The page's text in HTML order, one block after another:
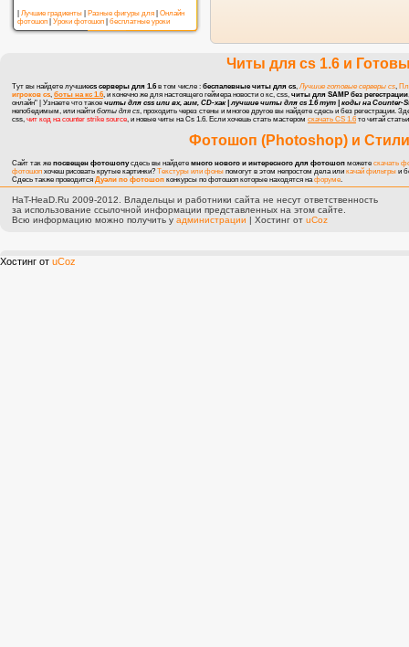
Лучшие градиенты Разные фигуры для
Онлайн
фотошоп
Уроки фотошоп бесплатные уроки
Читы для cs 1.6и
Тут вы найдете лучшиеcs серверы для 1.6 в том числе : беспалевные читы для cs Лучшие готовые серверы cs
игроков cs боты на кс 1.6 , и конечно же для настоящего геймера новости о кс, css читы для SAMP без регестрации
онлайн" | Узнаете что такое читы для css или вх, аим, CD-хак | лучшие читы для cs 1.6 тут |
коды на Counter-
непобедимым, или найти боты для cs , проходить через стены и многое другое вы найдете сдесь и без регестрации.
css, чит код на counter strike source , и новые читы на Cs 1.6 . Если хочешь стать мастером скачать CS 1.6 то читай
Фотошоп (Photoshop) и
Сайт так же посвещен фотошопусдесь вы найдете много нового и интересного для фотошоп можете скачать
фотошоп хочеш рисовать крутые картинки?Текстуры или фоны помогут в этом непростом дела или качай фильтры и
Сдесь также проводится Дуэли по фотошоп конкурсы по фотошоп которые находятся нафоруме.
HaT-HeaD.Ru 2009-2012. Владельцы и работники сайта не несут ответственность
за использование ссылочной информации представленных на этом сайте.
Всю информацию можно получить у администрации | Хостинг от uCoz
Хостинг от uCoz